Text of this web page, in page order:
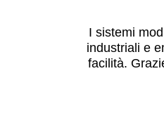
I sistemi
industriali e
facilità.